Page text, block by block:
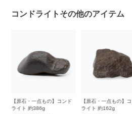
コンドライトその他のアイテム
【原石・一点もの】コンド
ライト 約386g
【原石・一点もの】
ライト 約162g